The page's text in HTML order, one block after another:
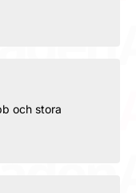
och stora